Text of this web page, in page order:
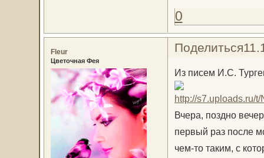
0
Поделиться
Fleur
Цветочная Фея
Из писем И.С.
Вчера, поздно
первый раз после
чем-то таким, с